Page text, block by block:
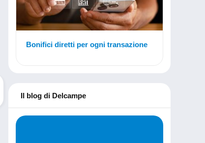
Bonifici diretti per ogni transazione
Il blog di Delcampe